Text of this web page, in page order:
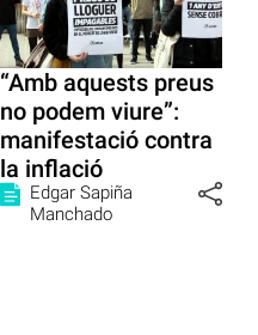
“Amb aquests preus
no podem viure”:
manifestació contra
la inflació
Edgar Sapiña
Manchado